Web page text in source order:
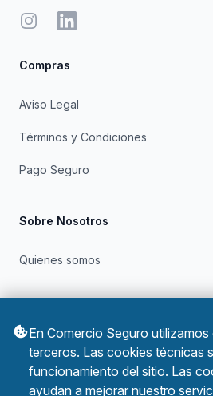
InstagramLinkedIn
Compras
Aviso Legal
Términos y Condiciones
Pago Seguro
Sobre Nosotros
Quienes somos
Política de Privacidad
Política de Cookies
En Comercio Seguro
terceros. Las cookies técnicas
funcionamiento del sitio. Las
ayudan a mejorar nuestro